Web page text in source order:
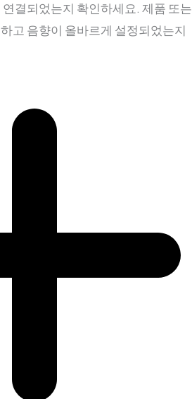
결되었는지 확인하세요. 제품 또는
고 음향이 올바르게 설정되었는지